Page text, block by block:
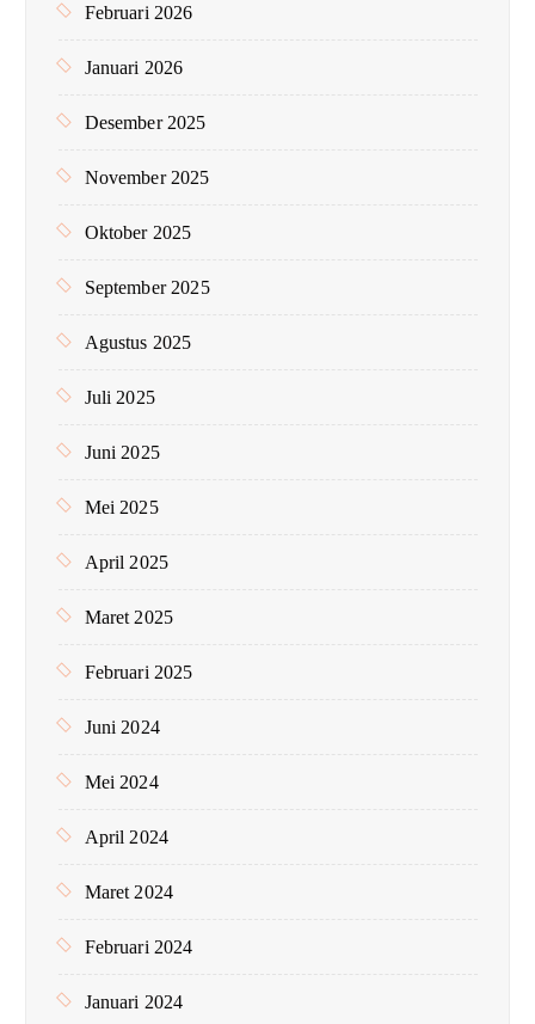
Februari 2026
Januari 2026
Desember 2025
November 2025
Oktober 2025
September 2025
Agustus 2025
Juli 2025
Juni 2025
Mei 2025
April 2025
Maret 2025
Februari 2025
Juni 2024
Mei 2024
April 2024
Maret 2024
Februari 2024
Januari 2024